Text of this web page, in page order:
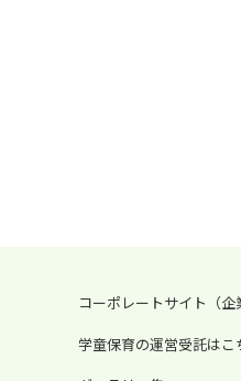
コーポレートサイト（企
学童保育の運営受託はこ